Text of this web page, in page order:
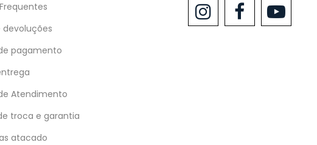
devoluções
pagamento
Atendimento
troca e garantia
atacado